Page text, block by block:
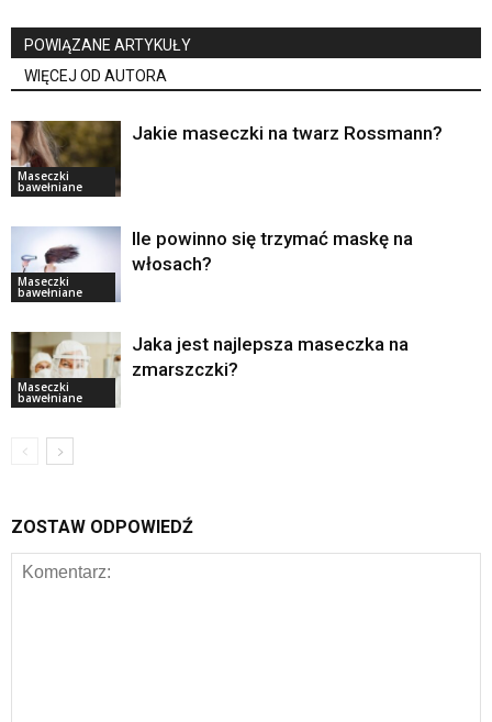
POWIĄZANE ARTYKUŁY
WIĘCEJ OD AUTORA
Maseczki
bawełniane
Jakie maseczki na twarz Rossmann?
Maseczki
bawełniane
Ile powinno się trzymać maskę na
włosach?
Maseczki
bawełniane
Jaka jest najlepsza maseczka na
zmarszczki?
ZOSTAW ODPOWIEDŹ